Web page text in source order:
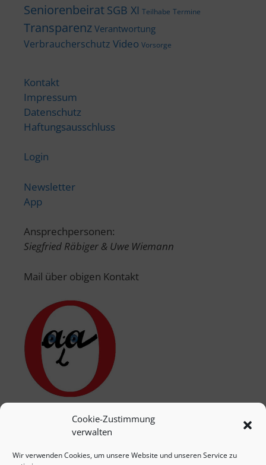
Cookie-Zustimmung
verwalten
Wir verwenden Cookies, um unsere Website und unseren Service zu
Seniorenbeirat SGB XI Teilhabe Termine
Transparenz Verantwortung
Verbraucherschutz Video Vorsorge
Kontakt
Impressum
Datenschutz
Haftungsausschluss
Login
Newsletter
App
Ansprechpersonen:
Siegfried Räbiger & Uwe Wiemann
Mail über obigen Kontakt